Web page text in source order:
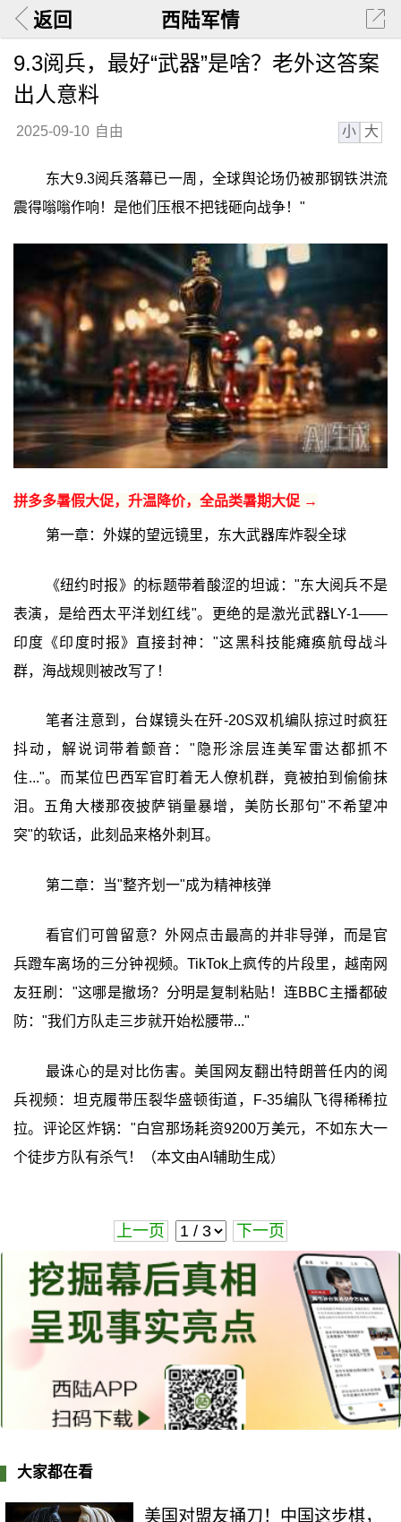
返回 西陆军情
9.3阅兵，最好“武器”是啥？老外这答案
出人意料
2025-09-10 自由 小 大
东大9.3阅兵落幕已一周，全球舆论场仍被那钢铁洪流
震得嗡嗡作响！是他们压根不把钱砸向战争！"
拼多多暑假大促，升温降价，全品类暑期大促 →
第一章：外媒的望远镜里，东大武器库炸裂全球
《纽约时报》的标题带着酸涩的坦诚："东大阅兵不是
表演，是给西太平洋划红线"。更绝的是激光武器LY-1——
印度《印度时报》直接封神："这黑科技能瘫痪航母战斗
群，海战规则被改写了！
笔者注意到，台媒镜头在歼-20S双机编队掠过时疯狂
抖动，解说词带着颤音："隐形涂层连美军雷达都抓不
住..."。而某位巴西军官盯着无人僚机群，竟被拍到偷偷抹
泪。五角大楼那夜披萨销量暴增，美防长那句"不希望冲
突"的软话，此刻品来格外刺耳。
第二章：当"整齐划一"成为精神核弹
看官们可曾留意？外网点击最高的并非导弹，而是官
兵蹬车离场的三分钟视频。TikTok上疯传的片段里，越南网
友狂刷："这哪是撤场？分明是复制粘贴！连BBC主播都破
防："我们方队走三步就开始松腰带..."
最诛心的是对比伤害。美国网友翻出特朗普任内的阅
兵视频：坦克履带压裂华盛顿街道，F-35编队飞得稀稀拉
拉。评论区炸锅："白宫那场耗资9200万美元，不如东大一
个徒步方队有杀气！（本文由AI辅助生成）
上一页 下一页
大家都在看
美国对盟友捅刀！中国这步棋，